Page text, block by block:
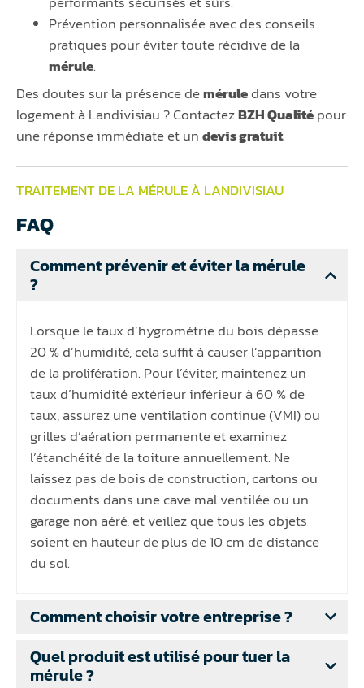
Prévention personnalisée avec des conseils
pratiques pour éviter toute récidive de la
mérule.
Des doutes sur la présence deméruledans votre
logement à Landivisiau ? ContactezBZH Qualitépour
une réponse immédiate et undevis gratuit.
TRAITEMENT DE LA MÉRULE À LANDIVISIAU
FAQ
Comment prévenir et éviter la mérule
?
Lorsque le taux d’hygrométrie du bois dépasse
20 % d’humidité, cela suffit à causer l’apparition
de la prolifération. Pour l’éviter, maintenez un
taux d’humidité extérieur inférieur à 60 % de
taux, assurez une ventilation continue (VMI) ou
grilles d’aération permanente et examinez
l’étanchéité de la toiture annuellement. Ne
laissez pas de bois de construction, cartons ou
documents dans une cave mal ventilée ou un
garage non aéré, et veillez que tous les objets
soient en hauteur de plus de 10 cm de distance
du sol.
Comment choisir votre entreprise ?
Quel produit est utilisé pour tuer la
mérule ?